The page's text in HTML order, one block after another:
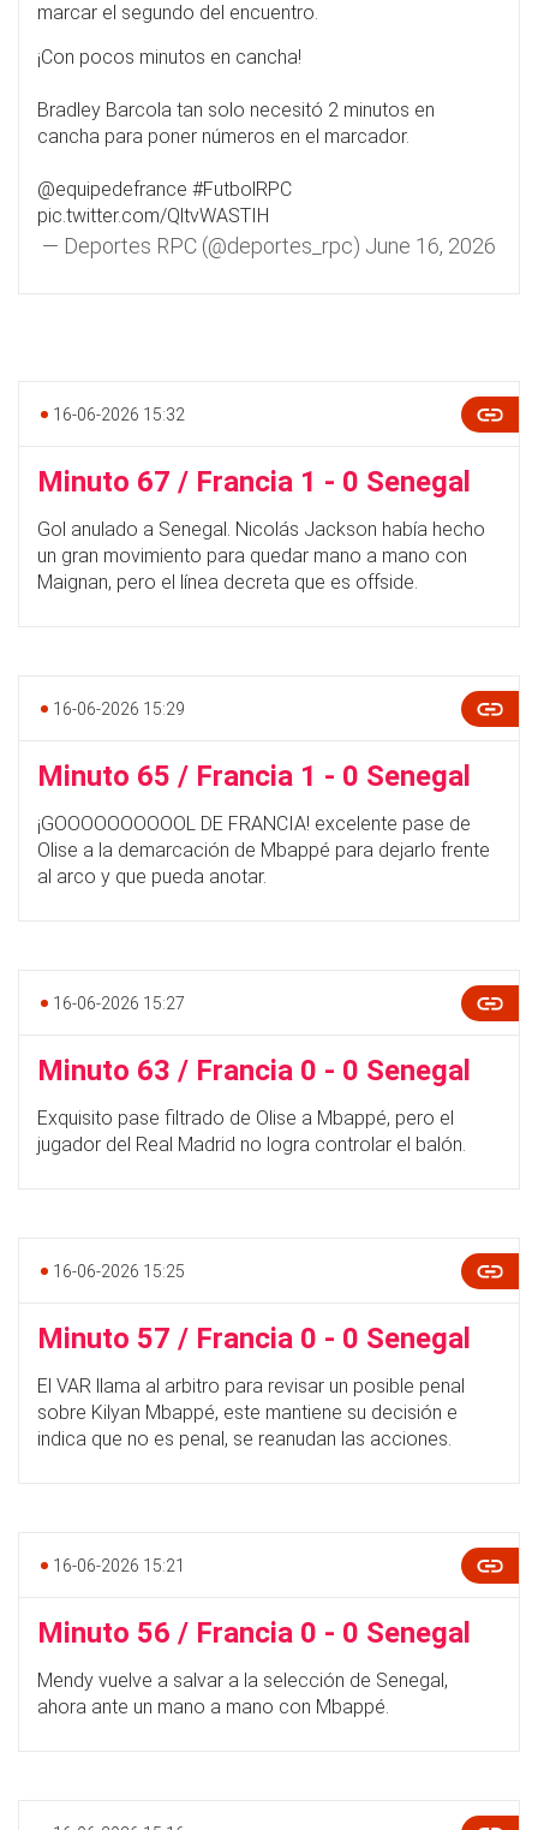
marcar el segundo del encuentro.
¡Con pocos minutos en cancha!
Bradley Barcola tan solo necesitó 2 minutos en
cancha para poner números en el marcador.
@equipedefrance #FutbolRPC
pic.twitter.com/QltvWASTIH
— Deportes RPC (@deportes_rpc) June 16, 2026
16-06-2026 15:32
Minuto 67 / Francia 1 - 0 Senegal
Gol anulado a Senegal. Nicolás Jackson había hecho
un gran movimiento para quedar mano a mano con
Maignan, pero el línea decreta que es offside.
16-06-2026 15:29
Minuto 65 / Francia 1 - 0 Senegal
¡GOOOOOOOOOOL DE FRANCIA! excelente pase de
Olise a la demarcación de Mbappé para dejarlo frente
al arco y que pueda anotar.
16-06-2026 15:27
Minuto 63 / Francia 0 - 0 Senegal
Exquisito pase filtrado de Olise a Mbappé, pero el
jugador del Real Madrid no logra controlar el balón.
16-06-2026 15:25
Minuto 57 / Francia 0 - 0 Senegal
El VAR llama al arbitro para revisar un posible penal
sobre Kilyan Mbappé, este mantiene su decisión e
indica que no es penal, se reanudan las acciones.
16-06-2026 15:21
Minuto 56 / Francia 0 - 0 Senegal
Mendy vuelve a salvar a la selección de Senegal,
ahora ante un mano a mano con Mbappé.